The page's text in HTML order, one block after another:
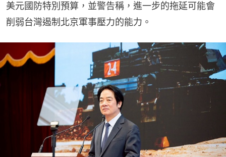
美元國防特別預算，並警告稱，進一步的拖延可能會
削弱台灣遏制北京軍事壓力的能力。